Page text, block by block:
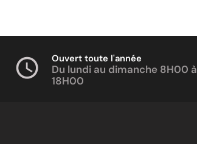
Ouvert toute l'année
Du lundi au dimanche 8H00 à
18H00